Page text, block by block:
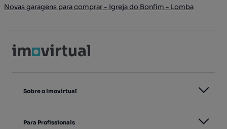
Novas garagens para comprar - Igreja do Bonfim - Lomba
Sobre o Imovirtual
Para Profissionais